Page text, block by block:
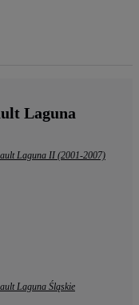
Laguna
Laguna II (2001-2007)
Laguna Śląskie